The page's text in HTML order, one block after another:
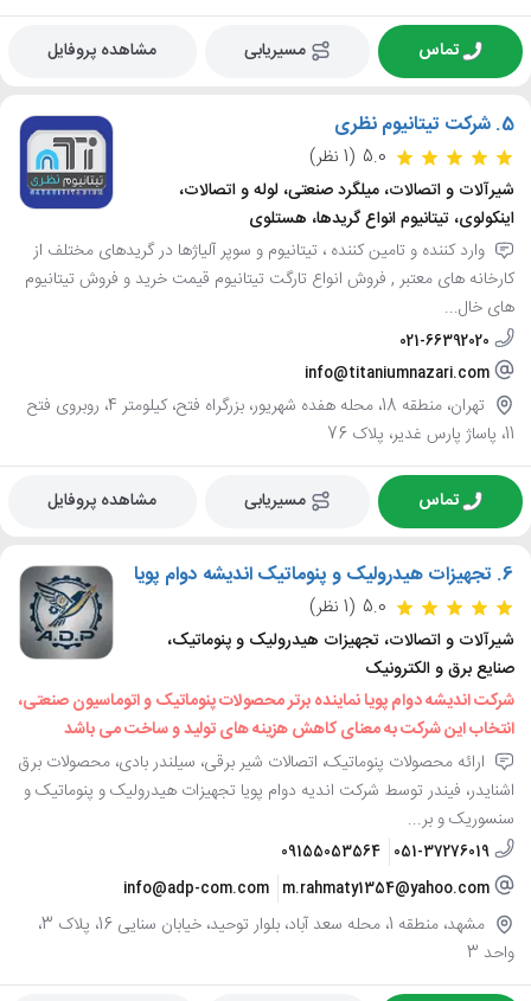
تماس مسیریابی مشاهده پروفایل
5. شرکت تیتانیوم نظری
5.0 (1 نظر)
شیرآلات و اتصالات، میلگرد صنعتی، لوله و اتصالات،
اینکولوی، تیتانیوم انواع گریدها، هستلوی
وارد کننده و تامین کننده ، تیتانیوم و سوپر آلیاژها در گریدهای مختلف از
کارخانه های معتبر , فروش انواع تارگت تیتانیوم قیمت خرید و فروش تیتانیوم
های خال...
021-66392020
info@titaniumnazari.com
تهران، منطقه 18، محله هفده شهریور، بزرگراه فتح، کیلومتر 4، روبروی فتح
11، پاساژ پارس غدیر، پلاک 76
تماس مسیریابی مشاهده پروفایل
6. تجهیزات هیدرولیک و پنوماتیک اندیشه دوام پویا
5.0 (1 نظر)
شیرآلات و اتصالات، تجهیزات هیدرولیک و پنوماتیک،
صنایع برق و الکترونیک
شرکت اندیشه دوام پویا نماینده برتر محصولات پنوماتیک و اتوماسیون صنعتی،
انتخاب این شرکت به معنای کاهش هزینه های تولید و ساخت می باشد
ارائه محصولات پنوماتیک، اتصالات شیر برقی، سیلندر بادی، محصولات برق
اشنایدر، فیندر توسط شرکت اندیه دوام پویا تجهیزات هیدرولیک و پنوماتیک و
سنسوریک و بر...
051-37276019
09155053564
m.rahmaty1354@yahoo.com
info@adp-com.com
مشهد، منطقه 1، محله سعد آباد، بلوار توحید، خیابان سنایی 16، پلاک 3،
واحد 3